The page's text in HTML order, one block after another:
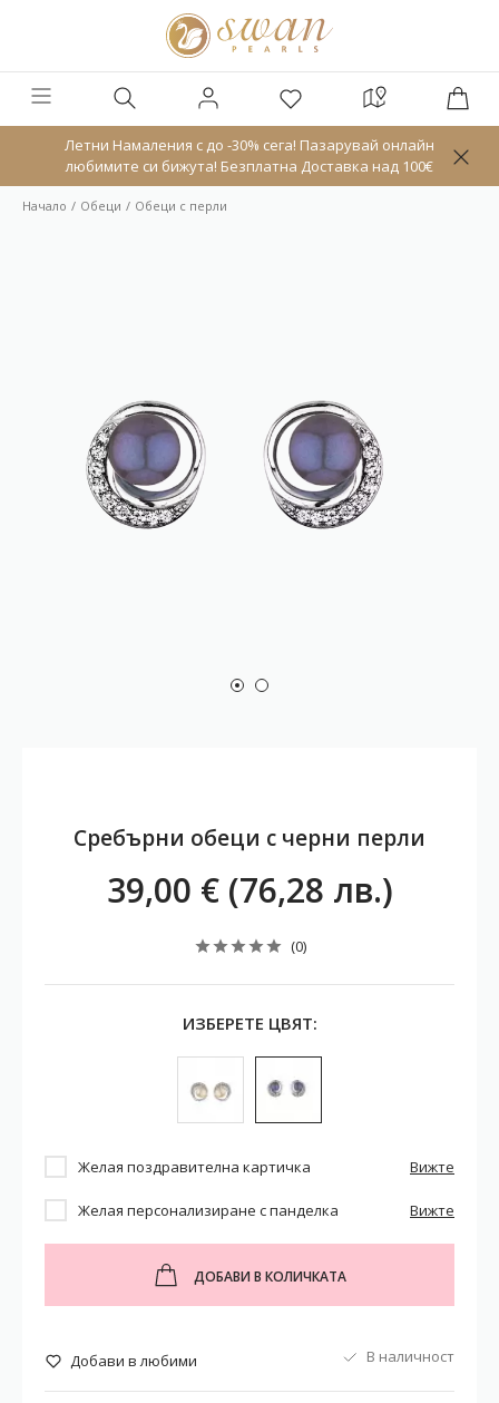
Летни Намаления с до -30% сега! Пазарувай онлайн
любимите си бижута! Безплатна Доставка над 100€
Начало Обeци Обеци с перли
Сребърни обеци с черни перли
39,00 € (76,28 лв.)
(0)
ИЗБЕРЕТЕ ЦВЯТ:
Желая поздравителна картичка Вижте
Желая персонализиране с панделка Вижте
ДОБАВИ В КОЛИЧКАТА
Добави в любими В наличност